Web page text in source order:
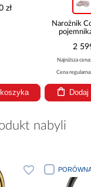
zł
Narożnik
2
Najniższa
Cena
nabyli